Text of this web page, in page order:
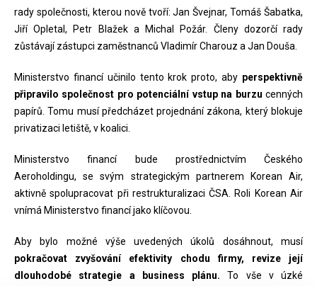
rady společnosti, kterou nově tvoří: Jan Švejnar, Tomáš Šabatka,
Jiří Opletal, Petr Blažek a Michal Požár. Členy dozorčí rady
zůstávají zástupci zaměstnanců Vladimír Charouz a Jan Douša.
Ministerstvo financí učinilo tento krok proto, aby perspektivně
připravilo společnost pro potenciální vstup na burzu cenných
papírů. Tomu musí předcházet projednání zákona, který blokuje
privatizaci letiště, v koalici.
Ministerstvo financí bude prostřednictvím Českého
Aeroholdingu, se svým strategickým partnerem Korean Air,
aktivně spolupracovat při restrukturalizaci ČSA. Roli Korean Air
vnímá Ministerstvo financí jako klíčovou.
Aby bylo možné výše uvedených úkolů dosáhnout, musí
pokračovat zvyšování efektivity chodu firmy, revize její
dlouhodobé strategie a business plánu. To vše v úzké